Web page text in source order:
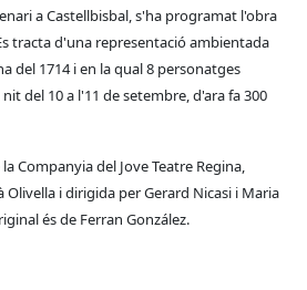
a Castellbisbal, s'ha programat l'obra
tracta d'una representació ambientada
del 1714 i en la qual 8 personatges
del 10 a l'11 de setembre, d'ara fa 300
Companyia del Jove Teatre Regina,
Olivella i dirigida per Gerard Nicasi i Maria
és de Ferran González.